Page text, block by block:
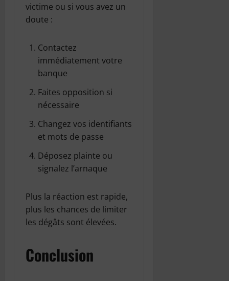
victime ou si vous avez un
doute :
Contactez
immédiatement votre
banque
Faites opposition si
nécessaire
Changez vos identifiants
et mots de passe
Déposez plainte ou
signalez l’arnaque
Plus la réaction est rapide,
plus les chances de limiter
les dégâts sont élevées.
Conclusion